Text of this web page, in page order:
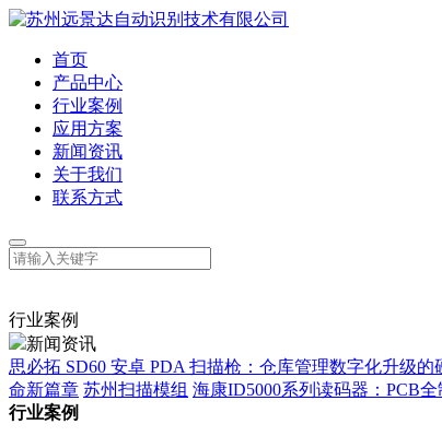
首页
产品中心
行业案例
应用方案
新闻资讯
关于我们
联系方式
行业案例
新闻资讯
思必拓 SD60 安卓 PDA 扫描枪：仓库管理数字化升级的
命新篇章 苏州扫描模组 海康ID5000系列读码器：PCB
行业案例